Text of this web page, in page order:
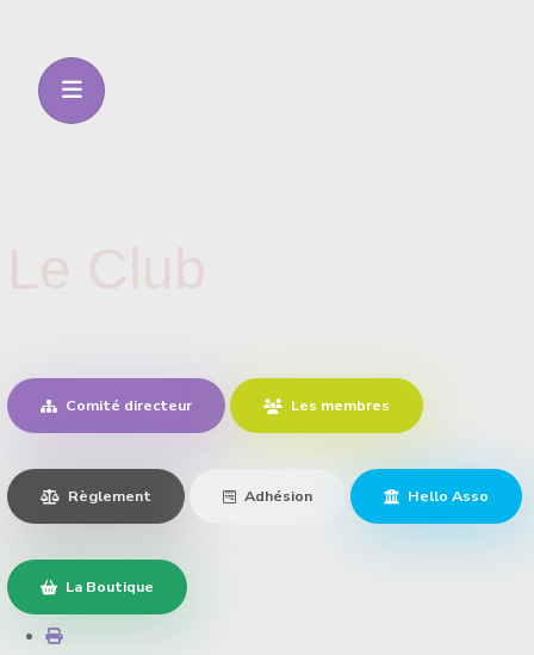
Comité directeur Les membres
Règlement Adhésion Hello Asso
La Boutique